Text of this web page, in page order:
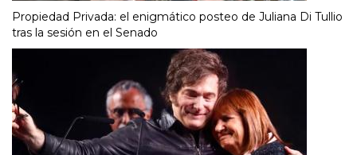
Propiedad Privada: el enigmático posteo de Juliana Di Tullio
tras la sesión en el Senado